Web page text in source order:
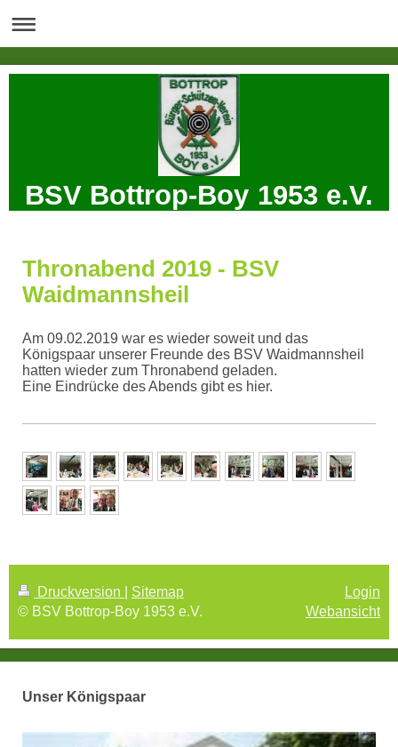
BSV Bottrop-Boy 1953 e.V.
Thronabend 2019 - BSV
Waidmannsheil
Am 09.02.2019 war es wieder soweit und das
Königspaar unserer Freunde des BSV Waidmannsheil
hatten wieder zum Thronabend geladen.
Eine Eindrücke des Abends gibt es hier.
Druckversion
Sitemap
© BSV Bottrop-Boy 1953 e.V.
Login
Webansicht
Unser Königspaar